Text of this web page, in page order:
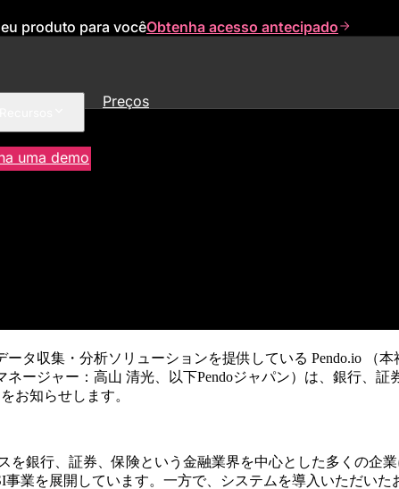
produto para vocêObtenha acesso antecipado
Preços
uma demo
タ収集・分析ソリューションを提供している Pendo.io （
ージャー：高山 清光、以下Pendoジャパン）は、銀行、
お知らせします。
を銀行、証券、保険という金融業界を中心とした多くの企
業を展開しています。一方で、システムを導入いただい